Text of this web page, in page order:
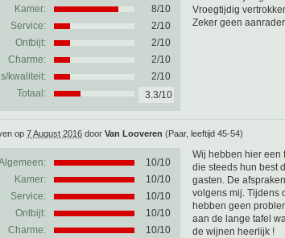
Kamer:
8/10
Service:
2/10
Ontbijt:
2/10
Charme:
2/10
kwaliteit:
2/10
Totaal:
3.3/10
Vroegtijdig
Zeker geen
op 7 August 2016 door Van Looveren (Paar, leeftijd 45-54)
10/10
Kamer:
10/10
Service:
10/10
Ontbijt:
10/10
Charme:
10/10
Wij hebben hier een
die steeds hun best
gasten. De
volgens mij. Tijdens
hebben geen
aan de lange tafel
de wijnen heerlijk !